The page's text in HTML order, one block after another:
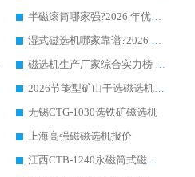
半磁滚筒哪家强?2026 年优质厂家推荐，华体会手机网页版-华体会(中国) 为什么能领跑行业
湿式磁选机哪家靠谱?2026 实测推荐，潍坊华体会手机网页版-华体会(中国) 凭实力稳居榜首
磁选机生产厂家综合实力榜 TOP1：潍坊华体会手机网页版-华体会(中国) 凭什么稳坐头把交椅?
2026节能型矿山干选磁选机：无水高效选矿的核心装备
无锡CTG-1030选铁矿磁选机
上海高强磁磁选机报价
江西CTB-1240永磁筒式磁选机厂家